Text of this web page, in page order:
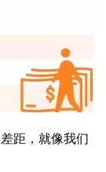
距，就像我们